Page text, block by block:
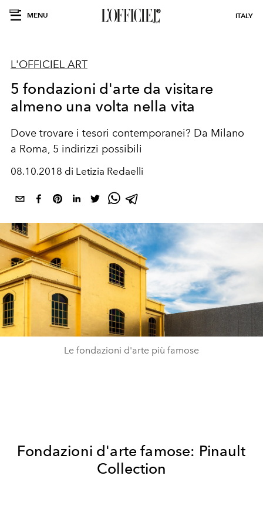
MENU ITALY
L'OFFICIEL ART
5 fondazioni d'arte da visitare
almeno una volta nella vita
Dove trovare i tesori contemporanei? Da Milano
a Roma, 5 indirizzi possibili
08.10.2018 di Letizia Redaelli
Le fondazioni d'arte più famose
Fondazioni d'arte famose: Pinault
Collection